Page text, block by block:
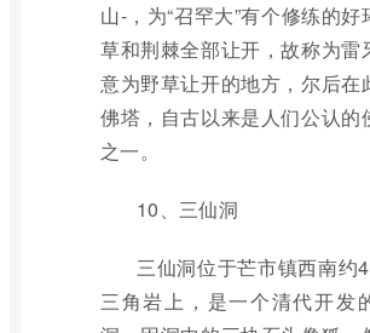
山-，为“召罕大”有个修练的好
草和荆棘全部让开，故称为雷
意为野草让开的地方，尔后在
佛塔，自古以来是人们公认的
之一。
10、三仙洞
三仙洞位于芒市镇西南约
三角岩上，是一个清代开发